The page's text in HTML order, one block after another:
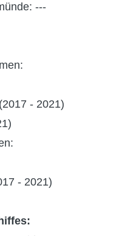
---
- 2021)
- 2021)